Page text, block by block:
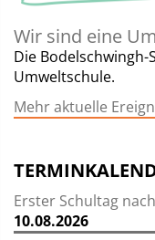
Wir sind eine
Die
Umweltschule.
Mehr aktuelle
Erster Schultag
10.08.2026